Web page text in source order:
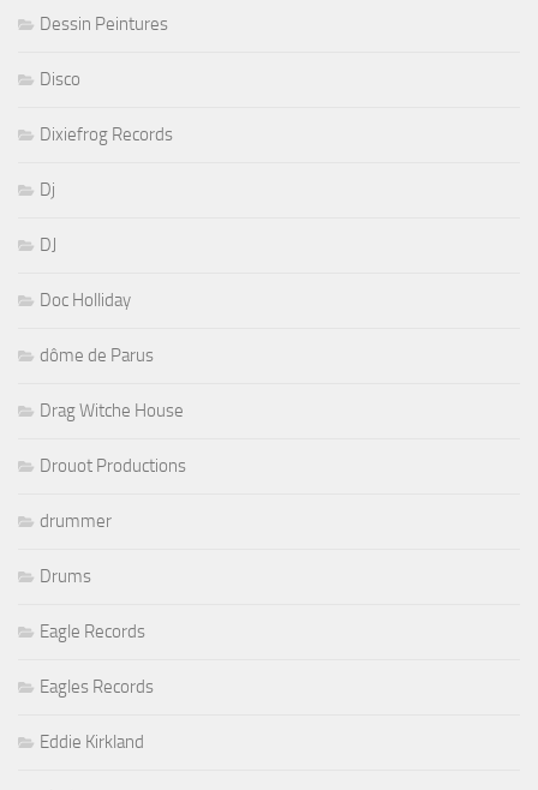
Dessin Peintures
Disco
Dixiefrog Records
Dj
DJ
Doc Holliday
dôme de Parus
Drag Witche House
Drouot Productions
drummer
Drums
Eagle Records
Eagles Records
Eddie Kirkland